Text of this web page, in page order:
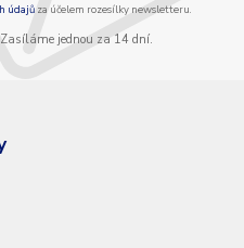
údajůza účelem rozesílky newsletteru.
jednou za 14 dní.